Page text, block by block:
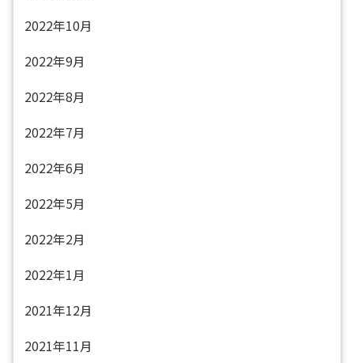
2022年10月
2022年9月
2022年8月
2022年7月
2022年6月
2022年5月
2022年2月
2022年1月
2021年12月
2021年11月